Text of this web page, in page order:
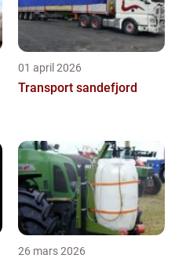
01 april 2026
Transport sandefjord
26 mars 2026